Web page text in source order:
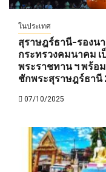
ในประเทศ
สุราษฎร์ธานี-รองน
กระทรวงคมนาคม
พระราชทาน ฯ พร้อม
ชักพระสุราษฎร์ธานี
07/10/2025